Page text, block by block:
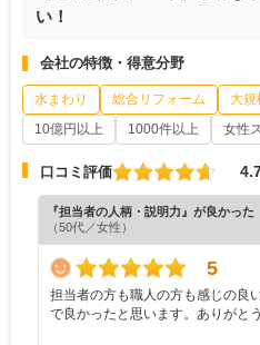
い！
会社の特徴・得意分野
水まわり 総合リフォーム 大規
10億円以上
1000件以上 女性
口コミ評価
『担当者の人柄・説明力』が良かった
（50代／女性）
5
担当者の方も職人の方も感じの良
で良かったと思います。ありがと